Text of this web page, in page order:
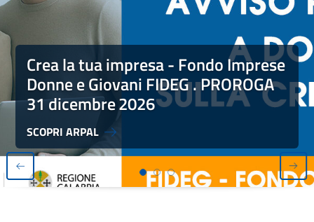
Crea la tua impresa - Fondo Imprese Donne e Giovani
Crea la tua impresa - Fondo Imprese
Donne e Giovani FIDEG . PROROGA
31 dicembre2026
SCOPRI ARPAL